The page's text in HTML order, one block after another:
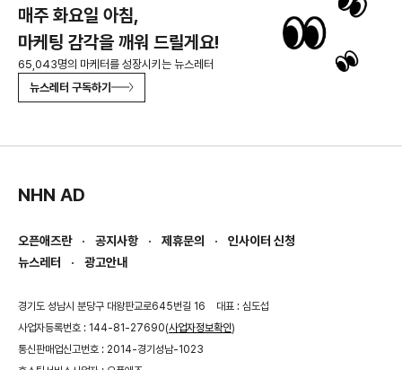
매주 화요일 아침,
마케팅 감각을 깨워 드릴게요!
65,043명의 마케터를 성장시키는 뉴스레터
뉴스레터 구독하기
NHN AD
오픈애즈란 공지사항 제휴문의
인사이터 신청
뉴스레터
광고안내
경기도 성남시 분당구 대왕판교로645번길 16
대표 : 심도섭
사업자등록번호 : 144-81-27690(사업자정보확인)
통신판매업신고번호 : 2014-경기성남-1023